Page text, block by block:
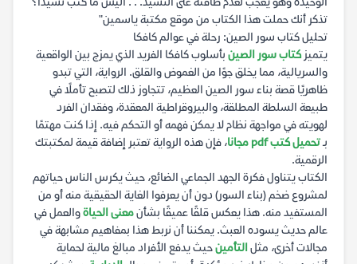
تذكر أنك حملت هذا الكتاب من موقع مكتبة ياسمين"
تحليل كتاب سور الصين: رحلة في عوالم كافكا
يتميزكتاب سور الصين بأسلوب كافكا الفريد الذي يمزج بين الواقعية
والسريالية، مما يخلق جوًا من الغموض والقلق. الرواية، التي تبدو
ظاهريًا قصة بناء سور الصين العظيم، تتجاوز ذلك لتصبح تأملًا في
طبيعة السلطة المطلقة، والبيروقراطية المعقدة، وفقدان الفرد
لهويته في مواجهة نظام لا يمكن فهمه أو التحكم فيه. إذا كنت مهتمًا
بـتحميل كتب pdf مجانا
، فإن هذه الرواية تعتبر إضافة قيمة لمكتبتك
الرقمية.
الكتاب يتناول فكرة الجهد الجماعي الضائع، حيث يكرس الناس حياتهم
لمشروع ضخم (بناء السور) دون أن يعرفوا الغاية الحقيقية منه أو من
المستفيد منه. هذا يعكس قلقًا عميقًا بشأنمعنى الحياةوالعمل في
عالم حديث يسوده العبث. يمكننا أن نربط هذا بمفاهيم مشابهة في
مجالات أخرى، مثلالتأمينحيث يدفع الأفراد مبالغ مالية لحماية